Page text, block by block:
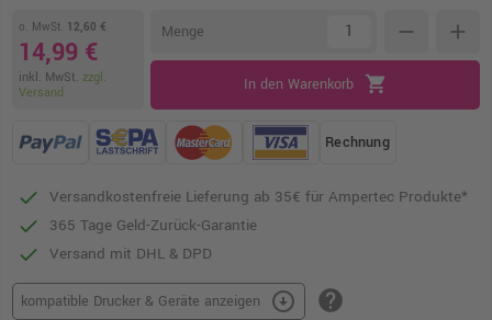
o. MwSt. 12,60 €
14,99 €
inkl. MwSt. zzgl.
Versand
Menge remove add
In den Warenkorb shopping_cart
Rechnung
Versandkostenfreie Lieferung ab 35€ für Ampertec Produkte*
365 Tage Geld-Zurück-Garantie
Versand mit DHL & DPD
kompatible Drucker & Geräte anzeigen arrow_circle_down help